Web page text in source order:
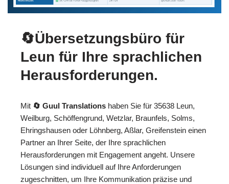
🔄Übersetzungsbüro für
Leun für Ihre sprachlichen
Herausforderungen.
Mit 🔄 Guul Translations haben Sie für 35638 Leun,
Weilburg, Schöffengrund, Wetzlar, Braunfels, Solms,
Ehringshausen oder Löhnberg, Aßlar, Greifenstein einen
Partner an Ihrer Seite, der Ihre sprachlichen
Herausforderungen mit Engagement angeht. Unsere
Lösungen sind individuell auf Ihre Anforderungen
zugeschnitten, um Ihre Kommunikation präzise und